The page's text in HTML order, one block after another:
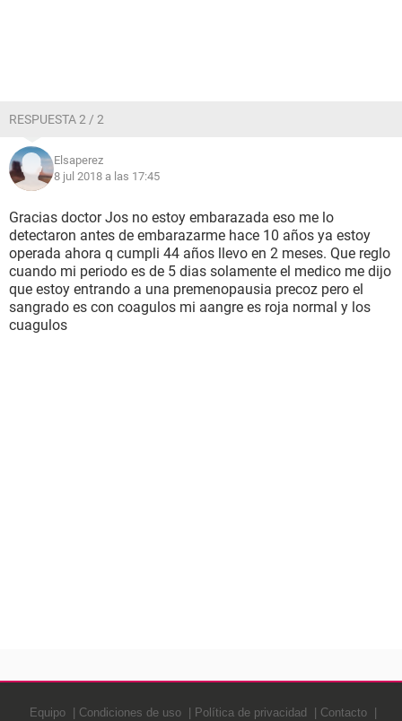
RESPUESTA 2 / 2
Elsaperez
8 jul 2018 a las 17:45
Gracias doctor Jos no estoy embarazada eso me lo
detectaron antes de embarazarme hace 10 años ya estoy
operada ahora q cumpli 44 años llevo en 2 meses. Que reglo
cuando mi periodo es de 5 dias solamente el medico me dijo
que estoy entrando a una premenopausia precoz pero el
sangrado es con coagulos mi aangre es roja normal y los
cuagulos
Equipo Condiciones de uso Política de privacidad Contacto